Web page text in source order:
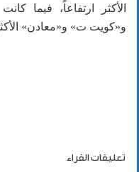
الأكثر ارتفاعاً، فيما
و«كويت ت» و«معادن»
تعليقات القراء